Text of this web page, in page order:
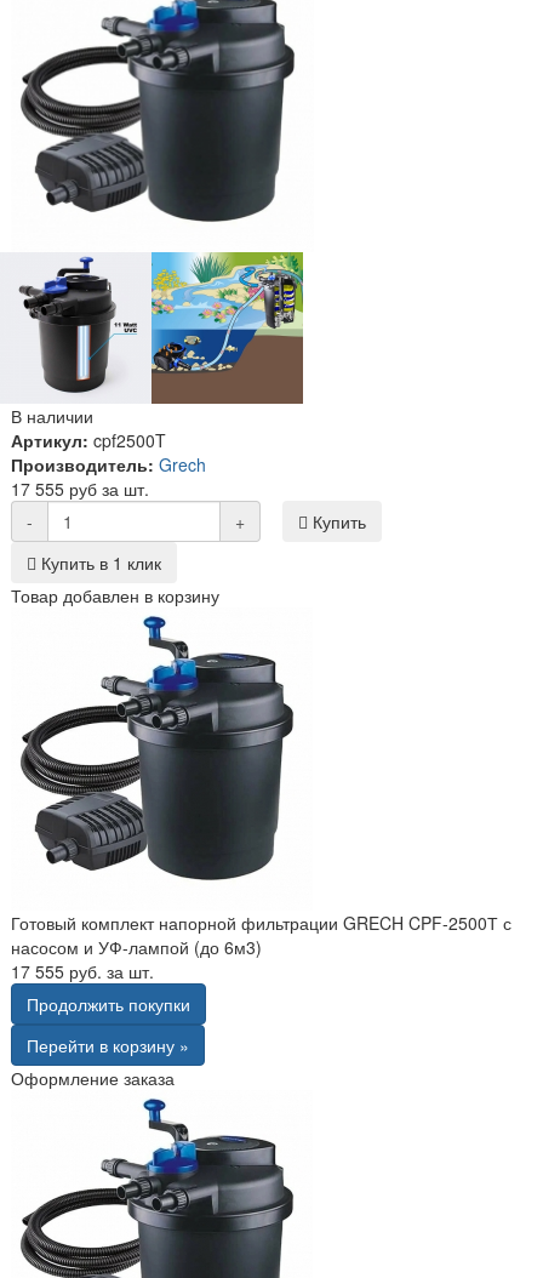
В наличии
Артикул: cpf2500T
Производитель: Grech
17 555 руб за шт.
-
+
Купить
Купить в 1 клик
Товар добавлен в корзину
Готовый комплект напорной фильтрации GRECH CPF-2500Т с
насосом и УФ-лампой (до 6м3)
17 555 руб. за шт.
Продолжить покупки
Перейти в корзину »
Оформление заказа